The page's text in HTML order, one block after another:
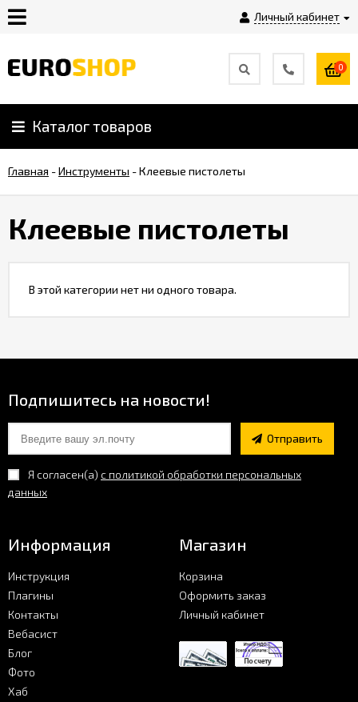
Личный кабинет
Инструкция
Плагины
Контакты
Shop-
Script
Вебасист
Хаб
Поддержка
0
Каталог товаров
Главная -Инструменты -Клеевые пистолеты
Клеевые пистолеты
В этой категории нет ни одного товара.
Подпишитесь на новости!
Отправить
Я согласен(a) с политикой обработки персональных
данных
Информация
Инструкция
Плагины
Контакты
Вебасист
Блог
Фото
Хаб
Магазин
Корзина
Оформить заказ
Личный кабинет